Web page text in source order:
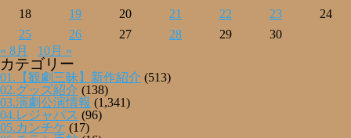
18
19 20 21 22 23
24
25
26 27 28 29
30
« 8月
10月 »
カテゴリー
01.【観劇三昧】新作紹介 (513)
02.グッズ紹介 (138)
03.演劇公演情報 (1,341)
04.レジャパス (96)
05.カンチケ (17)